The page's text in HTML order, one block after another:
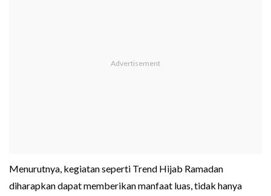
Menurutnya, kegiatan seperti Trend Hijab Ramadan
diharapkan dapat memberikan manfaat luas, tidak hanya